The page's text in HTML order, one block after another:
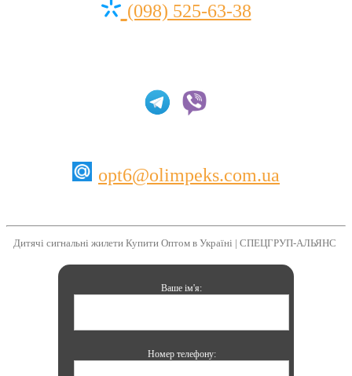
(098) 525-63-38
opt6@olimpeks.com.ua
Дитячі сигнальні жилети Купити Оптом в Україні | СПЕЦГРУП-АЛЬЯНС
Ваше ім'я:
Номер телефону: